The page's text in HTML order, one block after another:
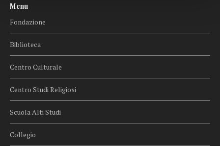
Menu
Fondazione
Biblioteca
Centro Culturale
Centro Studi Religiosi
Scuola Alti Studi
Collegio